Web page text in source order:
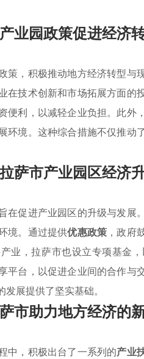
业园政策促进经济
策，积极推动地方经济转型与
在技术创新和市场拓展方面的
便利，以减轻企业负担。此外
环境。这种综合措施不仅推动
萨市产业园区经济
在促进产业园区的升级与发展
境。通过提供优惠政策 ，政府
业，拉萨市也设立专项基金
平台，以促进企业间的合作与
展提供了坚实基础。
市助力地方经济的
中，积极出台了一系列的产业